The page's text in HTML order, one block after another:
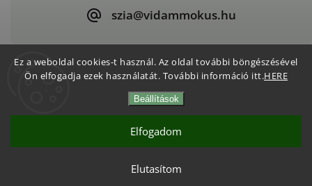
Ez a weboldal cookies-t használ. Az oldal további böngészésével
Ön elfogadja ezek használatát. További információ itt.HERE
Beállítások
Elutasítom
Elfogadom
szia@vidammokus.hu
Vidám Mókus. Minden jog fenntartva.
Süti beállítások szerkesztése
Shoptet | Design